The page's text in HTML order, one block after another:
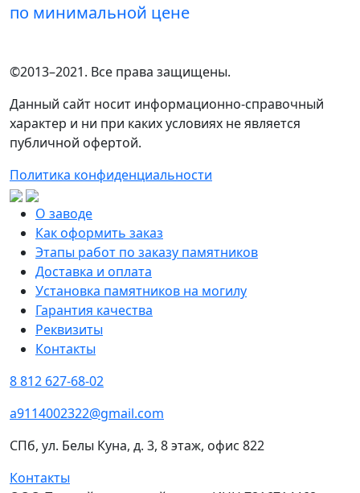
по минимальной цене
©2013–2021. Все права защищены.
Данный сайт носит информационно-справочный
характер и ни при каких условиях не является
публичной офертой.
Политика конфиденциальности
О заводе
Как оформить заказ
Этапы работ по заказу памятников
Доставка и оплата
Установка памятников на могилу
Гарантия качества
Реквизиты
Контакты
8 812 627-68-02
a9114002322@gmail.com
СПб, ул. Белы Куна, д. 3, 8 этаж, офис 822
Контакты